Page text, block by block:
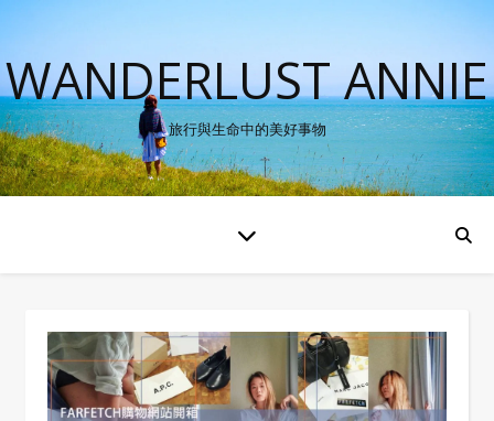
WANDERLUST ANNIE
旅行與生命中的美好事物